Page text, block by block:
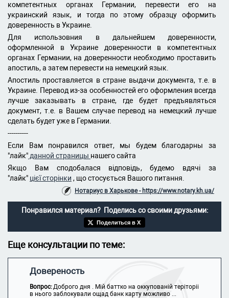
компетентных органах Германии, перевести его на
украинский язык, и тогда по этому образцу оформить
доверенность в Украине.
Для использовния в дальнейшем доверенности,
оформленной в Украине доверенности в компетентных
органах Германии, на доверенности необходимо проставить
апостиль, а затем перевести на немецкий язык.
Апостиль проставляется в стране выдачи документа, т.е. в
Украине. Перевод из-за особенностей его оформления всегда
лучше заказывать в стране, где будет предъявляться
документ, т.е. в Вашем случае перевод на немецкий лучше
сделать будет уже в Германии.
----------
Если Вам понравился ответ, мы будем благодарны за
"лайк" данной страницы нашего сайта
Якщо Вам сподобалася відповідь, будемо вдячі за
"лайк" цієї сторінки , що стосується Вашого питання.
Нотариус в Харькове - https://www.notary.kh.ua/
Понравился материал? Поделись со своими друзьями:
Поделиться в X
Еще консультации по теме:
Довереность
Вопрос:Доброго дня . Мій баттко на оккупованій теріторіі
в нього заблокували ощад банк карту можливо ...